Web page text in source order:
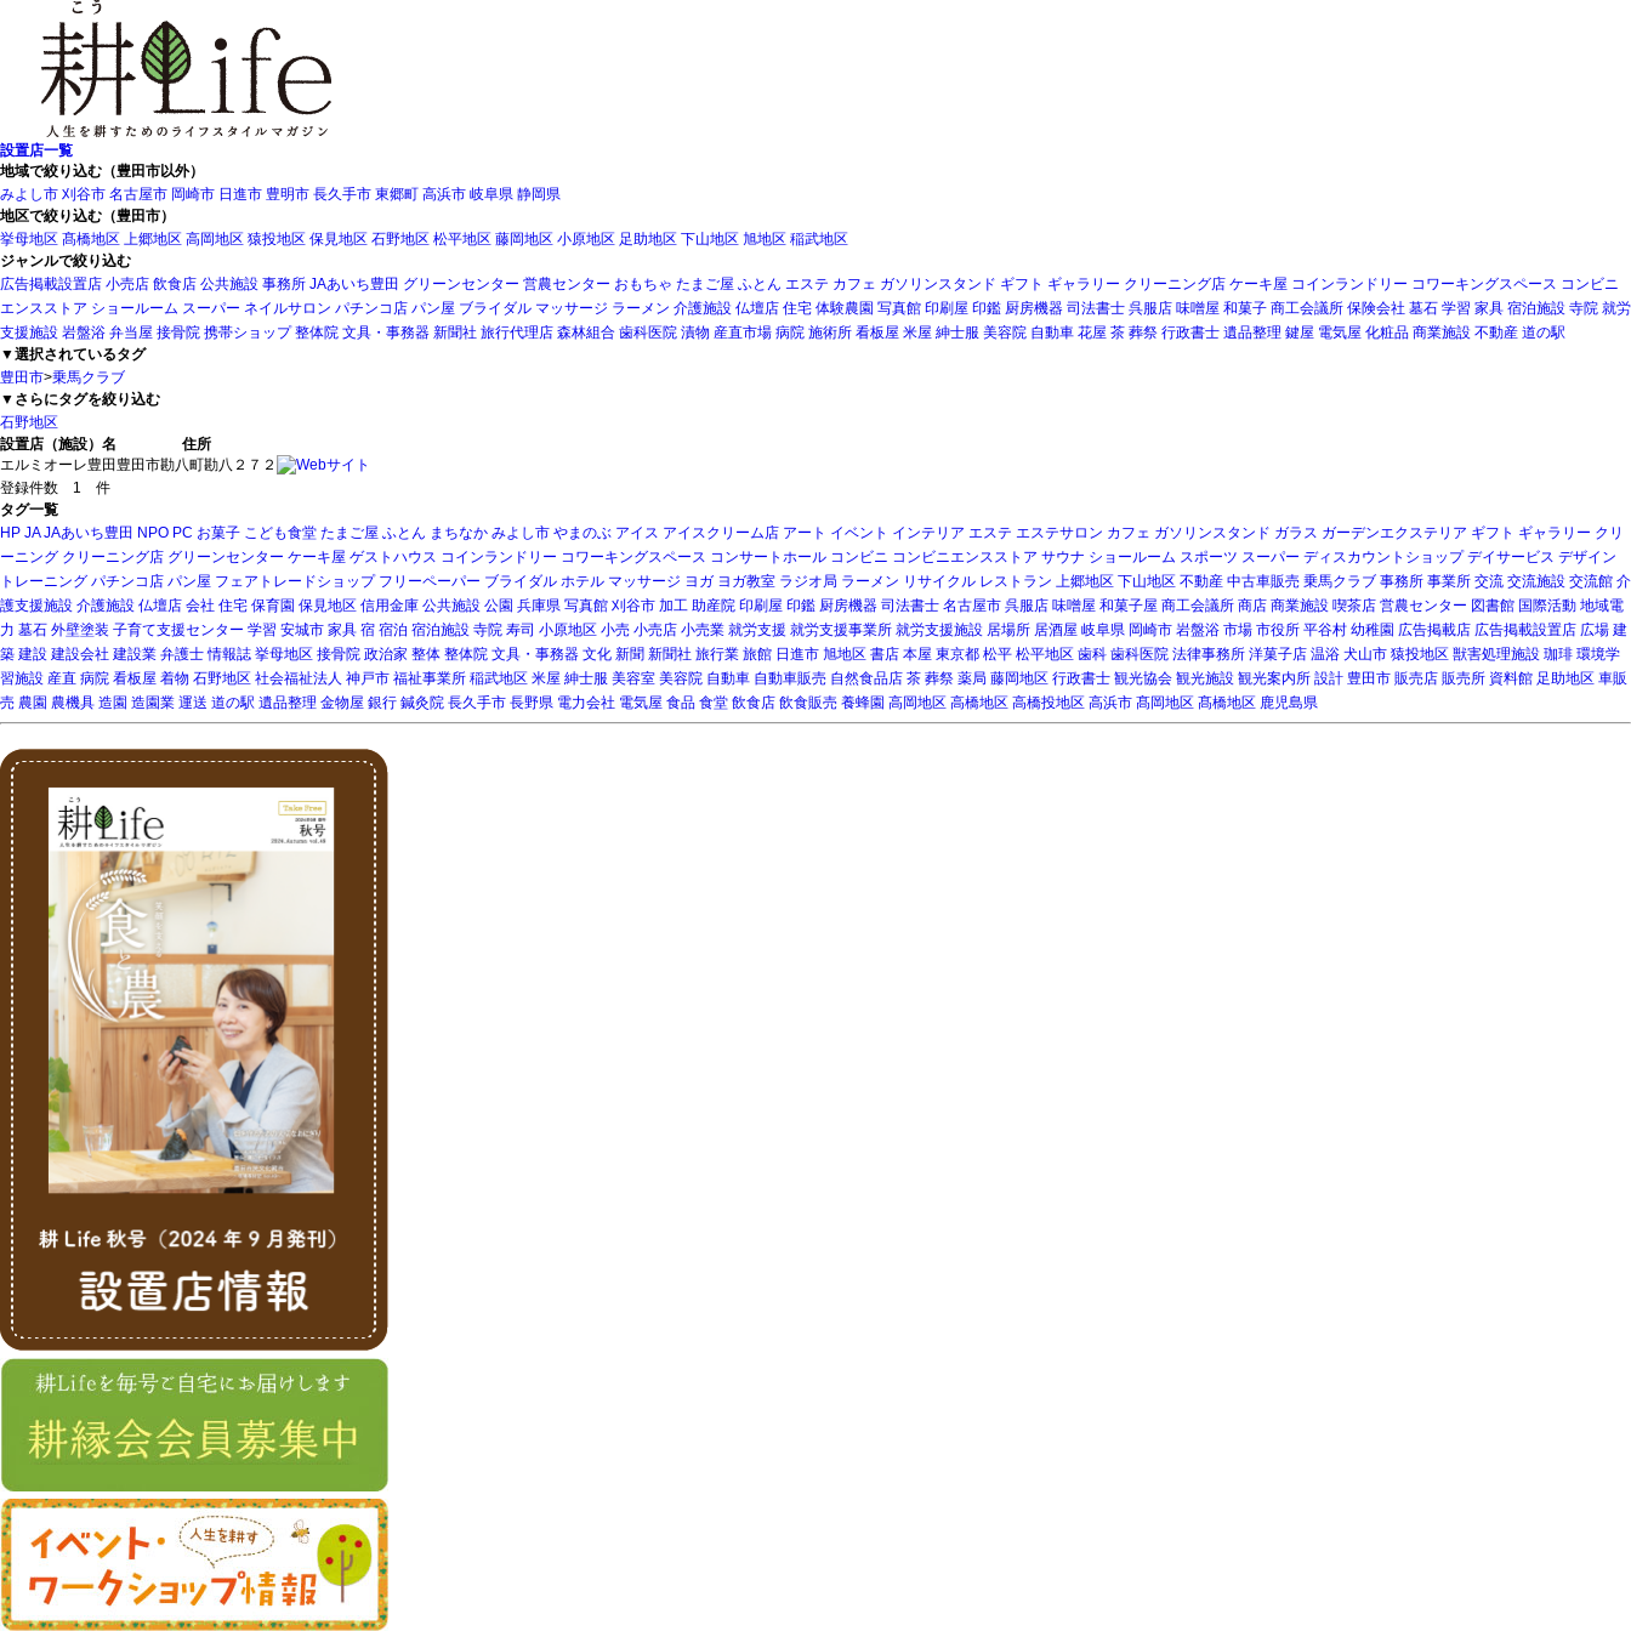
設置店一覧
地域で絞り込む（豊田市以外）
みよし市 刈谷市 名古屋市 岡崎市 日進市 豊明市 長久手市 東郷町 高浜市 岐阜県 静岡県
地区で絞り込む（豊田市）
挙母地区 髙橋地区 上郷地区 高岡地区 猿投地区 保見地区 石野地区 松平地区 藤岡地区 小原地区 足助地区 下山地区 旭地区 稲武地区
ジャンルで絞り込む
広告掲載設置店 小売店 飲食店 公共施設 事務所 JAあいち豊田 グリーンセンター 営農センター おもちゃ たまご屋 ふとん エステ カフェ ガソリンスタンド ギフト ギャラリー クリーニング店 ケーキ屋 コインランドリー コワーキングスペース コンビニ
エンスストア ショールーム スーパー ネイルサロン パチンコ店 パン屋 ブライダル マッサージ ラーメン 介護施設 仏壇店 住宅 体験農園 写真館 印刷屋 印鑑 厨房機器 司法書士 呉服店 味噌屋 和菓子 商工会議所 保険会社 墓石 学習 家具 宿泊施設 寺院 就労
支援施設 岩盤浴 弁当屋 接骨院 携帯ショップ 整体院 文具・事務器 新聞社 旅行代理店 森林組合 歯科医院 漬物 産直市場 病院 施術所 看板屋 米屋 紳士服 美容院 自動車 花屋 茶 葬祭 行政書士 遺品整理 鍵屋 電気屋 化粧品 商業施設 不動産 道の駅
▼選択されているタグ
豊田市>乗馬クラブ
▼さらにタグを絞り込む
石野地区
設置店（施設）名
住所
エルミオーレ豊田 豊田市勘八町勘八２７２
登録件数 1 件
タグ一覧
HP JA JAあいち豊田 NPO PC お菓子 こども食堂 たまご屋 ふとん まちなか みよし市 やまのぶ アイス アイスクリーム店 アート イベント インテリア エステ エステサロン カフェ ガソリンスタンド ガラス ガーデンエクステリア ギフト ギャラリー クリ
ーニング クリーニング店 グリーンセンター ケーキ屋 ゲストハウス コインランドリー コワーキングスペース コンサートホール コンビニ コンビニエンスストア サウナ ショールーム スポーツ スーパー ディスカウントショップ デイサービス デザイン
トレーニング パチンコ店 パン屋 フェアトレードショップ フリーペーパー ブライダル ホテル マッサージ ヨガ ヨガ教室 ラジオ局 ラーメン リサイクル レストラン 上郷地区 下山地区 不動産 中古車販売 乗馬クラブ 事務所 事業所 交流 交流施設 交流館 介
護支援施設 介護施設 仏壇店 会社 住宅 保育園 保見地区 信用金庫 公共施設 公園 兵庫県 写真館 刈谷市 加工 助産院 印刷屋 印鑑 厨房機器 司法書士 名古屋市 呉服店 味噌屋 和菓子屋 商工会議所 商店 商業施設 喫茶店 営農センター 図書館 国際活動 地域電
力 墓石 外壁塗装 子育て支援センター 学習 安城市 家具 宿 宿泊 宿泊施設 寺院 寿司 小原地区 小売 小売店 小売業 就労支援 就労支援事業所 就労支援施設 居場所 居酒屋 岐阜県 岡崎市 岩盤浴 市場 市役所 平谷村 幼稚園 広告掲載店 広告掲載設置店 広場 建
築 建設 建設会社 建設業 弁護士 情報誌 挙母地区 接骨院 政治家 整体 整体院 文具・事務器 文化 新聞 新聞社 旅行業 旅館 日進市 旭地区 書店 本屋 東京都 松平 松平地区 歯科 歯科医院 法律事務所 洋菓子店 温浴 犬山市 猿投地区 獣害処理施設 珈琲 環境学
習施設 産直 病院 看板屋 着物 石野地区 社会福祉法人 神戸市 福祉事業所 稲武地区 米屋 紳士服 美容室 美容院 自動車 自動車販売 自然食品店 茶 葬祭 薬局 藤岡地区 行政書士 観光協会 観光施設 観光案内所 設計 豊田市 販売店 販売所 資料館 足助地区 車販
売 農園 農機具 造園 造園業 運送 道の駅 遺品整理 金物屋 銀行 鍼灸院 長久手市 長野県 電力会社 電気屋 食品 食堂 飲食店 飲食販売 養蜂園 高岡地区 高橋地区 高橋投地区 高浜市 髙岡地区 髙橋地区 鹿児島県